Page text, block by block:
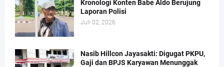
Kronologi Konten Babe Aldo Berujung
Laporan Polisi
Juli 02, 2026
Nasib Hillcon Jayasakti: Digugat PKPU,
Gaji dan BPJS Karyawan Menunggak